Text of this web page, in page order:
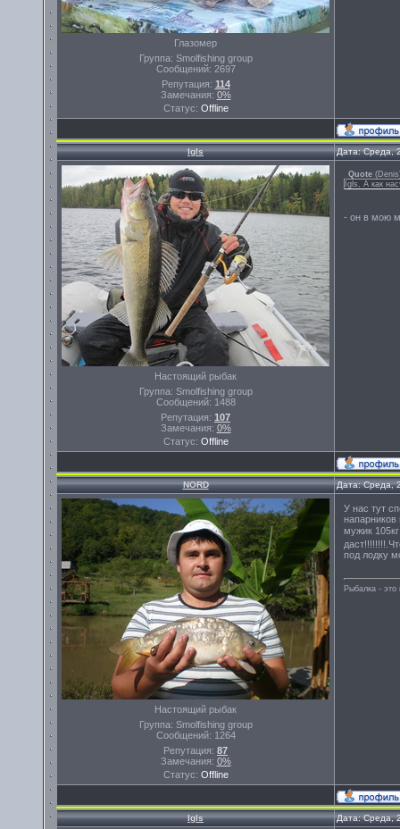
Глазомер
Группа: Smolfishing group
Сообщений: 2697
Репутация: 114
Замечания: 0%
Статус: Offline
Igls Дата: Среда,
Настоящий рыбак
Группа: Smolfishing group
Сообщений: 1488
Репутация: 107
Замечания: 0%
Статус: Offline
Quote (Denis
Igls, А как
- он в мою
NORD Дата: Среда,
Настоящий рыбак
Группа: Smolfishing group
Сообщений: 1264
Репутация: 87
Замечания: 0%
Статус: Offline
У нас тут
мужик
под лодку
Рыбалка -
Igls Дата: Среда,